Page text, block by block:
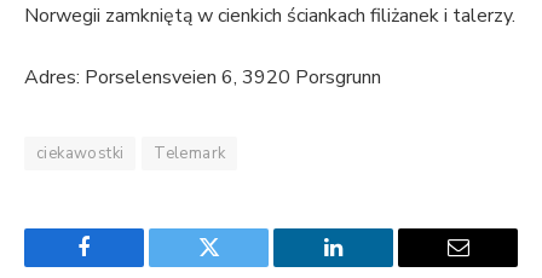
Norwegii zamkniętą w cienkich ściankach filiżanek i talerzy.
Adres: Porselensveien 6, 3920 Porsgrunn
ciekawostki Telemark
Facebook Twitter LinkedIn Email